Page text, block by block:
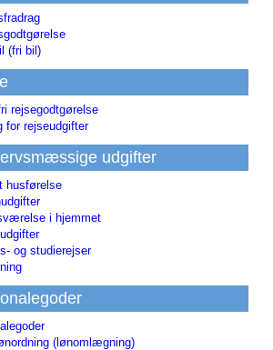
(fri bil)
rejsegodtgørelse
for rejseudgifter
udgifter
husførelse
i hjemmet
og studierejser
(lønomlægning)